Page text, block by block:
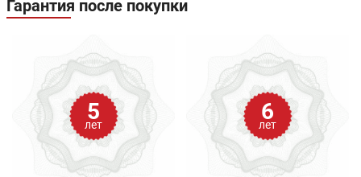
Гарантия после покупки
5
лет 6
лет